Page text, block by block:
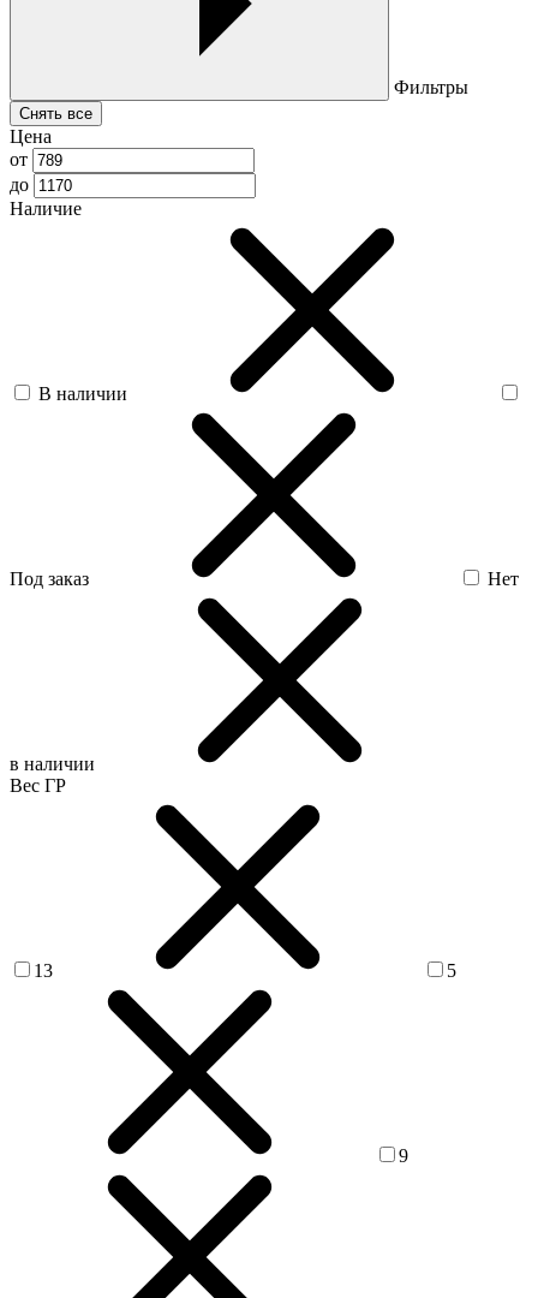
Фильтры
Снять все
Цена
от
до
Наличие
В наличии
Под заказ Нет
в наличии
Вес ГР
13 5
9